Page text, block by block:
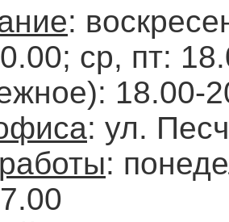
:
ср, пт:
18.00-
: ул.
: